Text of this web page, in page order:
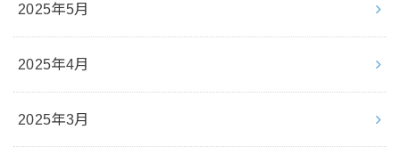
2025年5月
2025年4月
2025年3月